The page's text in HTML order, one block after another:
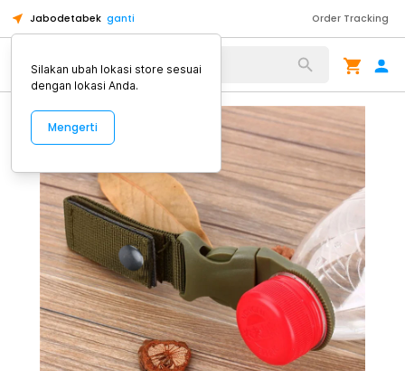
Jabodetabek ganti Order Tracking
Alat Kopi
Silakan ubah lokasi store sesuai
dengan lokasi Anda.
Mengerti